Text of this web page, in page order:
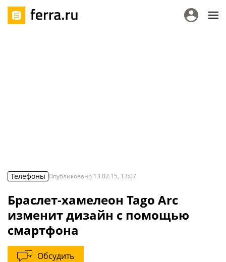
Телефоны Опубликовано 13.02.15, 13:07
Браслет-хамелеон Tago Arc
изменит дизайн с помощью
смартфона
Обсудить